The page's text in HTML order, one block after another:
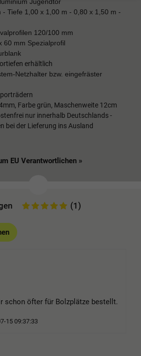
- Tiefe 1,00 x 1,00 m - 0,80 x 1,50 m -
120/100 mm
60 mm Spezialprofil
erhältlich
Netzhalter bzw. eingefräster
Farbe grün, Maschenweite 12cm
nur innerhalb Deutschlands -
bei der Lieferung ins Ausland
EU Verantwortlichen »
(1)
schon öfter für Bolzplätze bestellt.
15 09:37:33